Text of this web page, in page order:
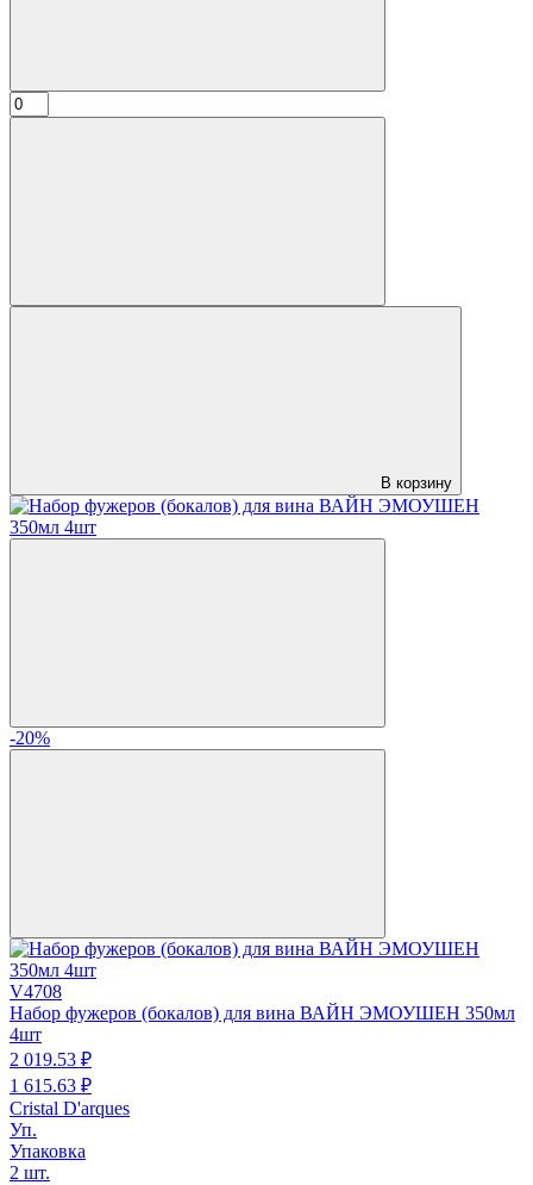
В корзину
-20%
V4708
Набор фужеров (бокалов) для вина ВАЙН ЭМОУШЕН 350мл
4шт
2 019.53 ₽
1 615.63 ₽
Cristal D'arques
Уп.
Упаковка
2 шт.